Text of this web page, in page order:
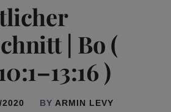
| Bo (
)
BY ARMIN LEVY